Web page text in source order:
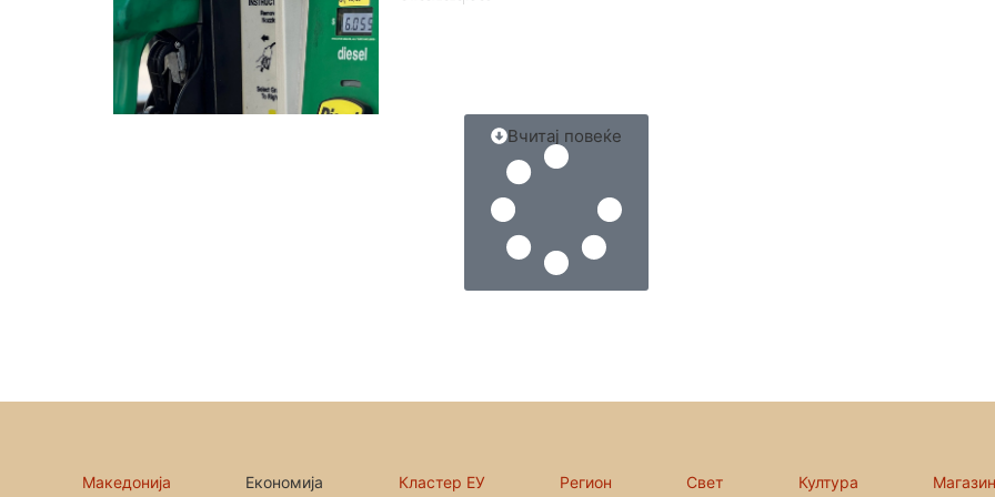
Вчитај повеќе
Македонија Економија Кластер ЕУ Регион Свет Култура Магазин